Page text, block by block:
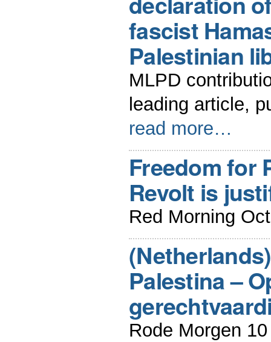
fascist
Palestinian
MLPD
leading article,
read more…
Freedom for
Revolt is
Red Morning
Palestina –
Rode Morgen